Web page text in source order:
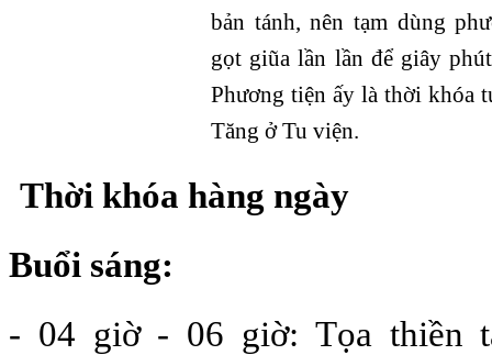
bản tánh, nên tạm dùng
gọt giũa lần lần để giây
Phương tiện ấy là thời khóa
Tăng ở Tu viện.
Thời khóa hàng ngày
Buổi sáng:
- 04 giờ - 06 giờ: Tọa thiền